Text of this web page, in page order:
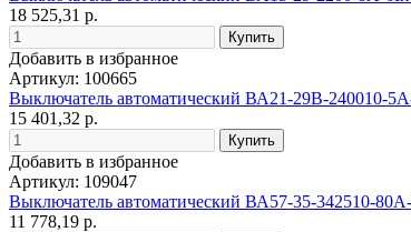
18 525,31 р.
Добавить в избранное
Артикул: 100665
Выключатель автоматический ВА21-29В-240010-
15 401,32 р.
Добавить в избранное
Артикул: 109047
Выключатель автоматический ВА57-35-342510-
11 778,19 р.